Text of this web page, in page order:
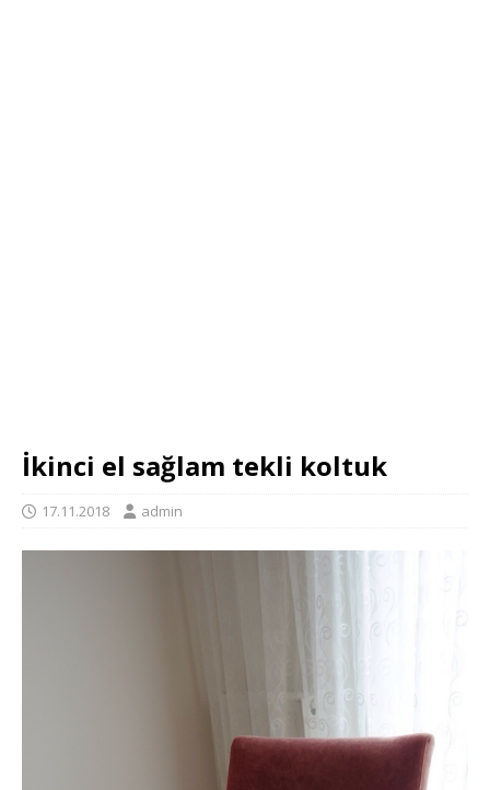
İkinci el sağlam tekli koltuk
17.11.2018 admin